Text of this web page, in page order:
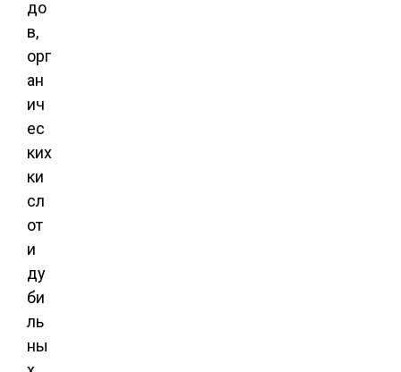
до
в,
орг
ан
ич
ес
ких
ки
сл
от
и
ду
би
ль
ны